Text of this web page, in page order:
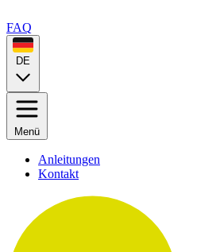
FAQ
DE
Menü
Anleitungen
Kontakt